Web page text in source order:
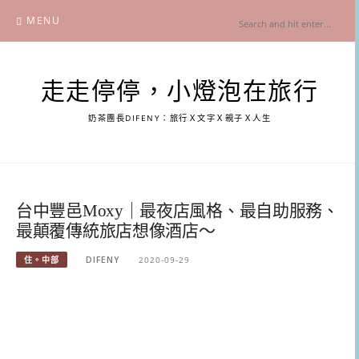
content
MENU
走走停停，小燈泡在旅行
奶茶團長DIFENY：旅行Ｘ文字Ｘ親子Ｘ人生
台中豐邑Moxy｜最夜店風格、最自助服務、
最顛覆傳統旅店想像酒店～
住。中部 DIFENY 2020-09-29